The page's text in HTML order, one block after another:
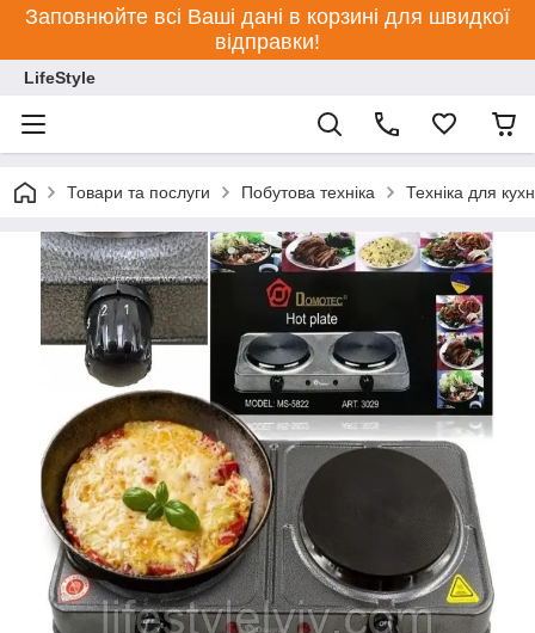
Заповнюйте всі Ваші дані в корзині для швидкої
відправки!
LifeStyle
Товари та послуги Побутова техніка Техніка для